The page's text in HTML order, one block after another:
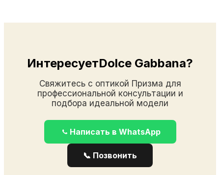
ИнтересуетDolce Gabbana?
Свяжитесь с оптикой Призма для
профессиональной консультации и
подбора идеальной модели
Написать в WhatsApp
📞 Позвонить